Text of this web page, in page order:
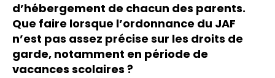
d’hébergement de chacun des parents.
Que faire lorsque l’ordonnance du JAF
n’est pas assez précise sur les droits de
garde, notamment en période de
vacances scolaires ?